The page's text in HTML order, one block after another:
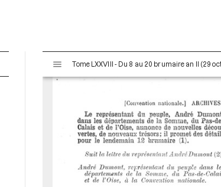
s
Tome LXXVIII - Du 8 au 20 brumaire an II (29